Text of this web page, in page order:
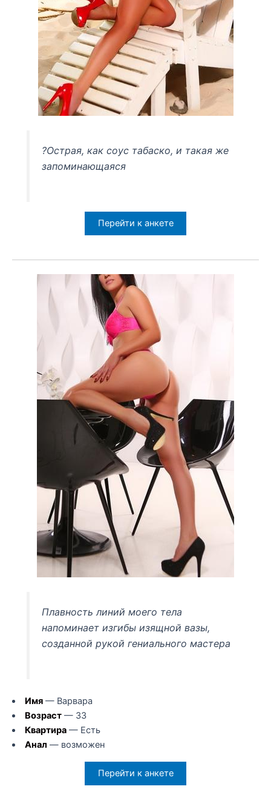
?Острая, как соус табаско, и такая же
запоминающаяся
Перейти к анкете
Плавность линий моего тела
напоминает изгибы изящной вазы,
созданной рукой гениального мастера
Имя— Варвара
Возраст— 33
Квартира— Есть
Анал — возможен
Перейти к анкете